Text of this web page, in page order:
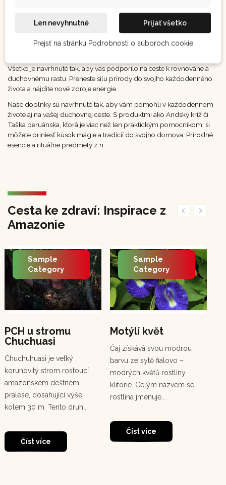
Aqua de Pusanga alebo vonná esencia Colonia de Naranja, a
vytvorte si prostredie plné pokoja a inšpirácie. Tieto jedinečné
doplnky slúžia ako spojenie s prírodou a tradičnými kultúrami.
Všetko je navrhnuté tak, aby vás podporilo na ceste k rovnováhe a
duchovnému rastu. Preneste silu prírody do svojho každodenného
života a nájdite nové zdroje energie.
Naše doplnky sú navrhnuté tak, aby vám pomohli v každodennom
živote aj na vašej duchovnej ceste. S produktmi ako Andský kríž či
Taška peruánska, ktorá je viac než len praktickým pomocníkom, si
môžete priniesť kúsok mágie a tradícií do svojho domova. Prírodné
esencie a rituálne predmety z n
Cesta ke zdraví: Inspirace z
Amazonie
PCH u stromu
Chuchuasi
Sample
Category
Chuchuhuasi je velký
korunovitý strom rostoucí
amazonském deštném
pralese, dosahující výše
kolem 30 m. Tento druh...
Číst více
Motýlí květ
Sample
Category
Čaj získává svou modrou
barvu ze sytě fialovo –
modrých květů rostliny
klitorie. Celým názvem se
rostlina jmenuje...
Číst více
Len nevyhnutné Prijať všetko
Prejsť na stránku Podrobnosti o súboroch cookie